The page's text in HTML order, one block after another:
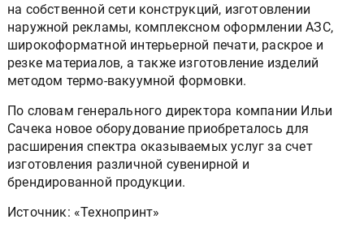
на собственной сети конструкций, изготовлении
наружной рекламы, комплексном оформлении АЗС,
широкоформатной интерьерной печати, раскрое и
резке материалов, а также изготовление изделий
методом термо-вакуумной формовки.
По словам генерального директора компании Ильи
Сачека новое оборудование приобреталось для
расширения спектра оказываемых услуг за счет
изготовления различной сувенирной и
брендированной продукции.
Источник: «Технопринт»